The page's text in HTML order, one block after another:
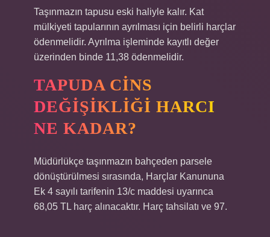
Taşınmazın tapusu eski haliyle kalır. Kat
mülkiyeti tapularının ayrılması için belirli harçlar
ödenmelidir. Ayrılma işleminde kayıtlı değer
üzerinden binde 11,38 ödenmelidir.
TAPUDA CINS
DEĞIŞIKLIĞI HARCI
NE KADAR?
Müdürlükçe taşınmazın bahçeden parsele
dönüştürülmesi sırasında, Harçlar Kanununa
Ek 4 sayılı tarifenin 13/c maddesi uyarınca
68,05 TL harç alınacaktır. Harç tahsilatı ve 97.